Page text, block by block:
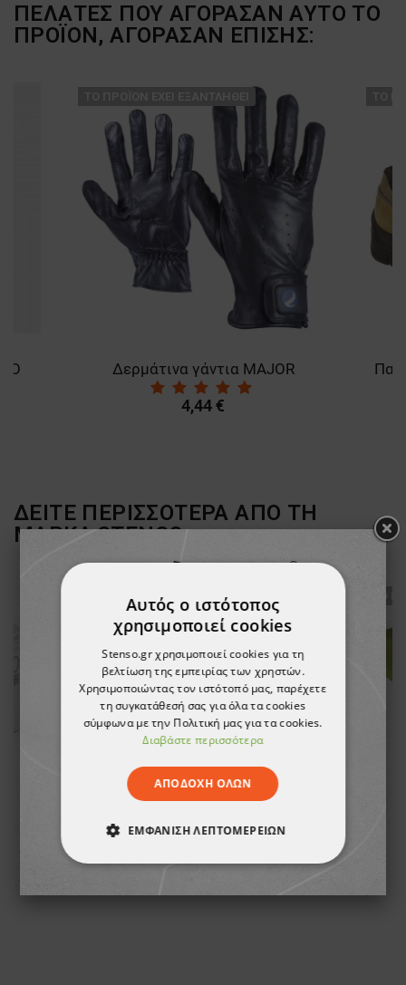
ΠΕΛΆΤΕΣ ΠΟΥ ΑΓΌΡΑΣΑΝ ΑΥΤΌ ΤΟ
ΠΡΟΪΌΝ, ΑΓΌΡΑΣΑΝ ΕΠΊΣΗΣ:
Δερμάτινα γάντια MAJOR
4,44 €
ΔΕΙΤΕ ΠΕΡΙΣΣΟΤΕΡΑ ΑΠΟ ΤΗ
ΜΑΡΚΑSTENSO
AGILE Ανδρικό μπουφάν
21,30 €
Αυτός ο ιστότοπος
χρησιμοποιεί cookies
Stenso.gr χρησιμοποιεί cookies για τη
βελτίωση της εμπειρίας των χρηστών.
Χρησιμοποιώντας τον ιστότοπό μας, παρέχετε
τη συγκατάθεσή σας για όλα τα cookies
σύμφωνα με την Πολιτική μας για τα cookies.
Διαβάστε περισσότερα
ΑΠΟΔΟΧΉ ΌΛΩΝ
ΕΜΦΆΝΙΣΗ ΛΕΠΤΟΜΕΡΕΙΏΝ
ΑΠΟΛΎΤΩΣ ΑΠΑΡΑΊΤΗΤΑ